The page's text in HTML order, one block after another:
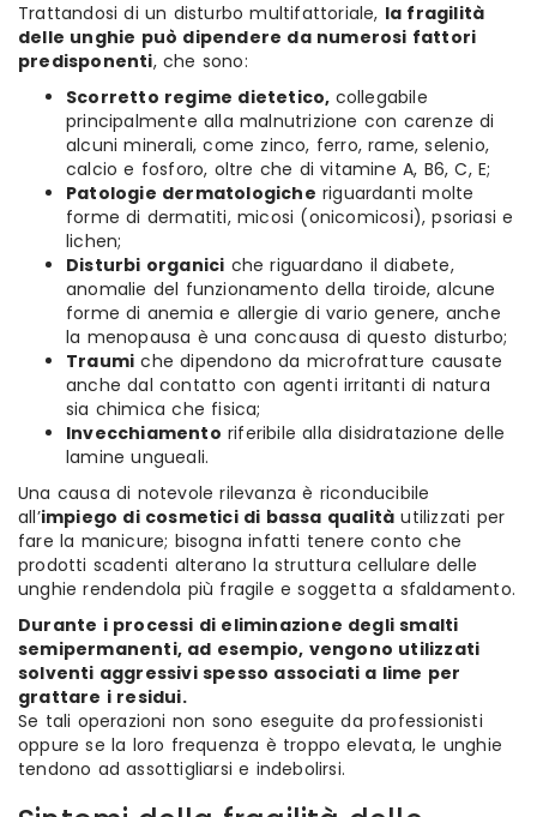
Trattandosi di un disturbo multifattoriale, la fragilità
delle unghie può dipendere da numerosi fattori
predisponenti, che sono:
Scorretto regime dietetico, collegabile
principalmente alla malnutrizione con carenze di
alcuni minerali, come zinco, ferro, rame, selenio,
calcio e fosforo, oltre che di vitamine A, B6, C, E;
Patologie dermatologiche riguardanti molte
forme di dermatiti, micosi (onicomicosi), psoriasi e
lichen;
Disturbi organici che riguardano il diabete,
anomalie del funzionamento della tiroide, alcune
forme di anemia e allergie di vario genere, anche
la menopausa è una concausa di questo disturbo;
Traumi che dipendono da microfratture causate
anche dal contatto con agenti irritanti di natura
sia chimica che fisica;
Invecchiamento riferibile alla disidratazione delle
lamine ungueali.
Una causa di notevole rilevanza è riconducibile
all’impiego di cosmetici di bassa qualità utilizzati per
fare la manicure; bisogna infatti tenere conto che
prodotti scadenti alterano la struttura cellulare delle
unghie rendendola più fragile e soggetta a sfaldamento.
Durante i processi di eliminazione degli smalti
semipermanenti, ad esempio, vengono utilizzati
solventi aggressivi spesso associati a lime per
grattare i residui.
Se tali operazioni non sono eseguite da professionisti
oppure se la loro frequenza è troppo elevata, le unghie
tendono ad assottigliarsi e indebolirsi.